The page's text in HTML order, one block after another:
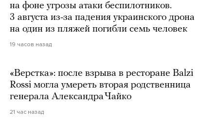
на фоне угрозы атаки беспилотников.
3 августа из-за падения украинского дрона
на один из пляжей погибли семь человек
19 часов назад
«Верстка»: после взрыва в ресторане Balzi
Rossi могла умереть вторая родственница
генерала Александра Чайко
21 час назад